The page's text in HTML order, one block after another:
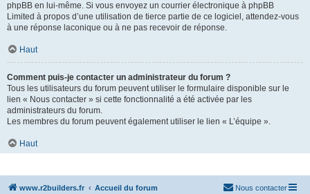
phpBB en lui-même. Si vous envoyez un courrier électronique à phpBB
Limited à propos d’une utilisation de tierce partie de ce logiciel, attendez-vous
à une réponse laconique ou à ne pas recevoir de réponse.
Haut
Comment puis-je contacter un administrateur du forum ?
Tous les utilisateurs du forum peuvent utiliser le formulaire disponible sur le
lien « Nous contacter » si cette fonctionnalité a été activée par les
administrateurs du forum.
Les membres du forum peuvent également utiliser le lien « L’équipe ».
Haut
www.r2builders.fr Accueil du forum Nous contacter